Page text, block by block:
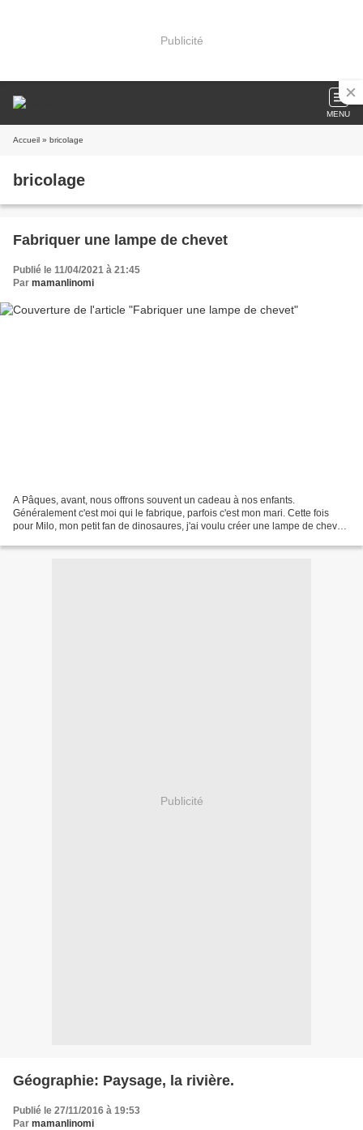
Publicité
MENU
Accueil » bricolage
bricolage
Fabriquer une lampe de chevet
Publié le 11/04/2021 à 21:45
Par mamanlinomi
A Pâques, avant, nous offrons souvent un cadeau à nos enfants.
Généralement c'est moi qui le fabrique, parfois c'est mon mari. Cette fois
pour Milo, mon petit fan de dinosaures, j'ai voulu créer une lampe de chevet.
Publicité
Géographie: Paysage, la rivière.
Publié le 27/11/2016 à 19:53
Par mamanlinomi